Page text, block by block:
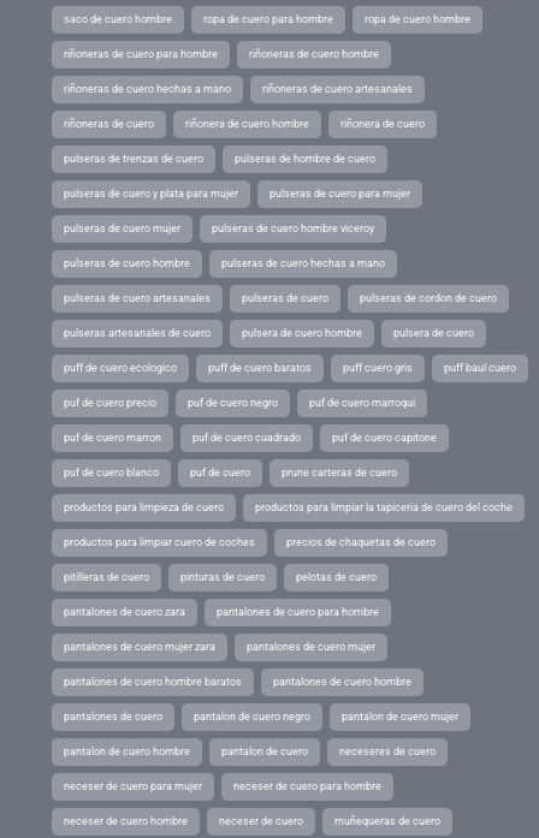
saco de cuero hombre ropa de cuero para hombre ropa de cuero hombre
riñoneras de cuero para hombre riñoneras de cuero hombre
riñoneras de cuero hechas a mano riñoneras de cuero artesanales
riñoneras de cuero riñonera de cuero hombre riñonera de cuero
pulseras de trenzas de cuero pulseras de hombre de cuero
pulseras de cuero y plata para mujer pulseras de cuero para mujer
pulseras de cuero mujer pulseras de cuero hombre viceroy
pulseras de cuero hombre pulseras de cuero hechas a mano
pulseras de cuero artesanales pulseras de cuero pulseras de cordon de cuero
pulseras artesanales de cuero pulsera de cuero hombre pulsera de cuero
puff de cuero ecologico puff de cuero baratos puff cuero gris puff baul cuero
puf de cuero precio puf de cuero negro puf de cuero marroqui
puf de cuero marron puf de cuero cuadrado puf de cuero capitone
puf de cuero blanco puf de cuero prune carteras de cuero
productos para limpieza de cuero productos para limpiar la tapiceria de cuero del coche
productos para limpiar cuero de coches precios de chaquetas de cuero
pitilleras de cuero pinturas de cuero pelotas de cuero
pantalones de cuero zara pantalones de cuero para hombre
pantalones de cuero mujer zara pantalones de cuero mujer
pantalones de cuero hombre baratos pantalones de cuero hombre
pantalones de cuero pantalon de cuero negro pantalon de cuero mujer
pantalon de cuero hombre pantalon de cuero neceseres de cuero
neceser de cuero para mujer neceser de cuero para hombre
neceser de cuero hombre neceser de cuero muñequeras de cuero